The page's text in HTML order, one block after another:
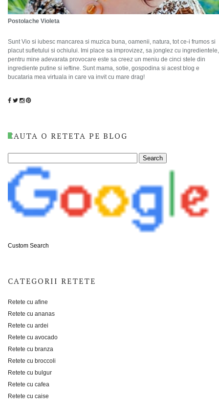
Postolache Violeta
Sunt Vio si iubesc mancarea si muzica buna, oamenii, natura, tot ce-i frumos si
placut sufletului si ochiului. Imi place sa improvizez, sa jonglez cu ingredientele,
pentru mine adevarata provocare este sa creez un meniu de cinci stele din
ingrediente putine si ieftine. Sunt mama, sotie, gospodina si acest blog e
bucataria mea virtuala in care va invit cu mare drag!
CAUTA O RETETA PE BLOG
Custom Search
CATEGORII RETETE
Retete cu afine
Retete cu ananas
Retete cu ardei
Retete cu avocado
Retete cu branza
Retete cu broccoli
Retete cu bulgur
Retete cu cafea
Retete cu caise